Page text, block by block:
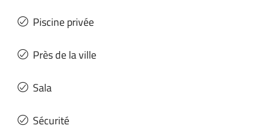
Piscine privée
Près de la ville
Sala
Sécurité